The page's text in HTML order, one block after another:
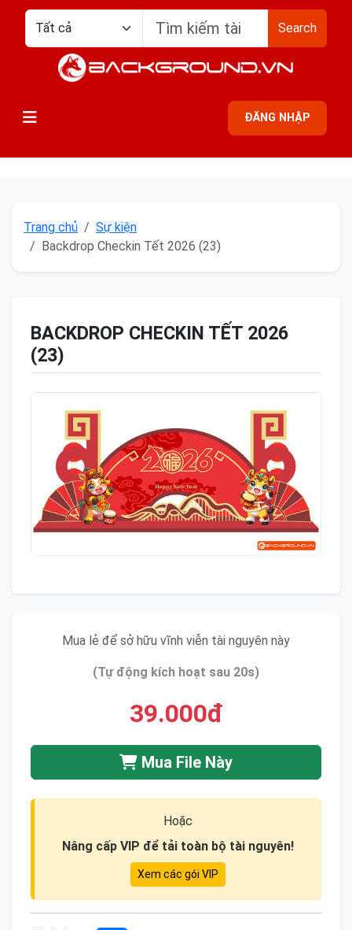
Search
ĐĂNG NHẬP
Trang chủ
Sự kiện
Backdrop Checkin Tết 2026 (23)
BACKDROP CHECKIN TẾT 2026
(23)
Mua lẻ để sở hữu vĩnh viễn tài nguyên này
(Tự động kích hoạt sau 20s)
39.000đ
Mua File Này
Hoặc
Nâng cấp VIP để tải toàn bộ tài nguyên!
Xem các gói VIP